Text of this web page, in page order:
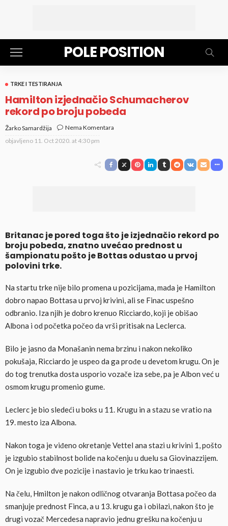
POLE POSITION
TRKE I TESTIRANJA
Hamilton izjednačio Schumacherov
rekord po broju pobeda
Žarko Samardžija
Nema Komentara
objavljeno 11. Oct 2020. at 4:30 pm
Britanac je pored toga što je izjednačio rekord po
broju pobeda, znatno uvećao prednost u
šampionatu pošto je Bottas odustao u prvoj
polovini trke.
Na startu trke nije bilo promena u pozicijama, mada je Hamilton
dobro napao Bottasa u prvoj krivini, ali se Finac uspešno
odbranio. Iza njih je dobro krenuo Ricciardo, koji je obišao
Albona i od početka počeo da vrši pritisak na Leclerca.
Bilo je jasno da Monašanin nema brzinu i nakon nekoliko
pokušaja, Ricciardo je uspeo da ga prođe u devetom krugu. On je
do tog trenutka dosta usporio vozače iza sebe, pa je Albon već u
osmom krugu promenio gume.
Leclerc je bio sledeći u boks u 11. Krugu in a stazu se vratio na
19. mesto iza Albona.
Nakon toga je viđeno okretanje Vettel ana stazi u krivini 1, pošto
je izgubio stabilnost bolide na kočenju u duelu sa Giovinazzijem.
On je izgubio dve pozicije i nastavio je trku kao trinaesti.
Na čelu, Hmilton je nakon odličnog otvaranja Bottasa počeo da
smanjuje prednost Finca, a u 13. krugu ga i obilazi, nakon što je
drugi vozač Mercedesa napravio jednu grešku na kočenju u